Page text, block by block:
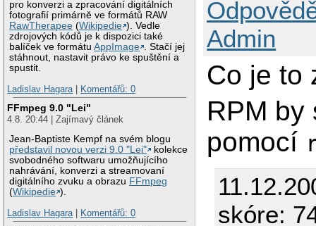
pro konverzi a zpracování digitálních
fotografií primárně ve formátů RAW
RawTherapee (Wikipedie ). Vedle
zdrojových kódů je k dispozici také
balíček ve formátuAppImage . Stačí jej
stáhnout, nastavit právo ke spuštění a
spustit.
Ladislav Hagara| Komentářů: 0
FFmpeg 9.0 "Lei"
4.8. 20:44 | Zajímavý článek
Jean-Baptiste Kempf na svém blogu
představil novou verzi 9.0 "Lei"
kolekce
svobodného softwaru umožňujícího
nahrávání, konverzi a streamovaní
digitálního zvuku a obrazu FFmpeg
(Wikipedie ).
Ladislav Hagara| Komentářů: 0
Admin
Co je to
RPM by
pomocí
skóre: